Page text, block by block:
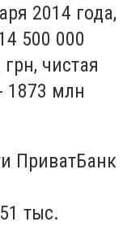
2014 года,
500 000
чистая
1873 млн
ПриватБанк
тыс.